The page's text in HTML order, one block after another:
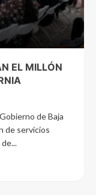
EL MILLÓN
de Baja
de servicios